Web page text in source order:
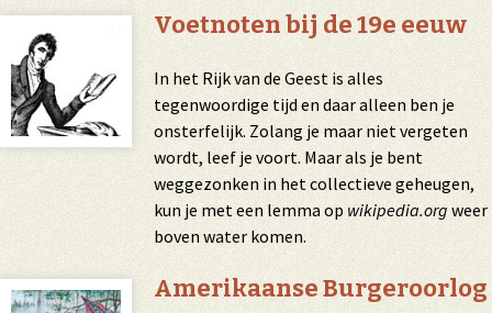
Voetnoten bij de 19e eeuw
In het Rijk van de Geest is alles
tegenwoordige tijd en daar alleen ben je
onsterfelijk. Zolang je maar niet vergeten
wordt, leef je voort. Maar als je bent
weggezonken in het collectieve geheugen,
kun je met een lemma op wikipedia.org weer
boven water komen.
Amerikaanse Burgeroorlog